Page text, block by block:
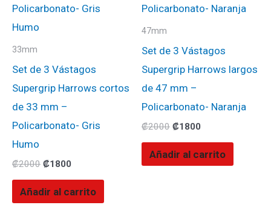
33mm
Set de 3 Vástagos
Supergrip Harrows cortos
de 33 mm –
Policarbonato- Gris
Humo
₡2000 ₡1800
Añadir al carrito
47mm
Set de 3 Vástagos
Supergrip Harrows largos
de 47 mm –
Policarbonato- Naranja
₡2000 ₡1800
Añadir al carrito